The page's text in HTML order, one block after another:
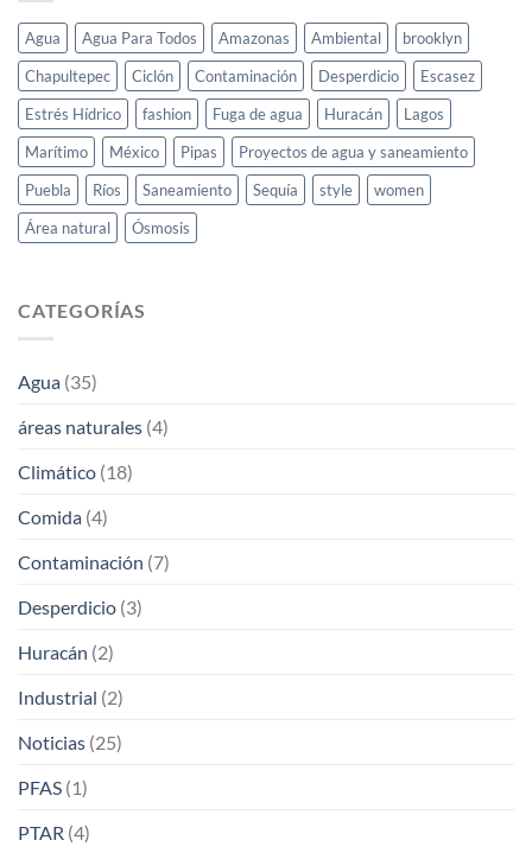
Agua Agua Para Todos Amazonas Ambiental
brooklyn
Chapultepec
Ciclón Contaminación Desperdicio
Escasez
Estrés Hídrico
fashion Fuga de agua Huracán
Lagos
Marítimo
México Pipas
Proyectos de agua y saneamiento
Puebla
Ríos Saneamiento Sequía style
women
Área natural
Ósmosis
CATEGORÍAS
Agua (35)
áreas naturales (4)
Climático (18)
Comida (4)
Contaminación (7)
Desperdicio (3)
Huracán (2)
Industrial (2)
Noticias (25)
PFAS (1)
PTAR (4)